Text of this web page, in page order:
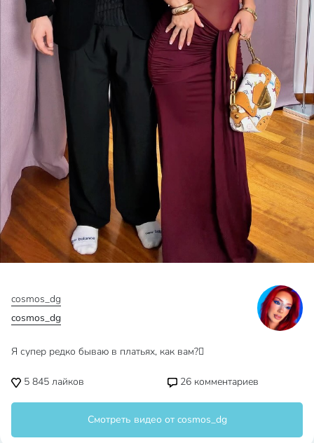
cosmos_dg
cosmos_dg
Я супер редко бываю в платьях, как вам?🫪
5 845 лайков 26 комментариев
Смотреть видео от cosmos_dg